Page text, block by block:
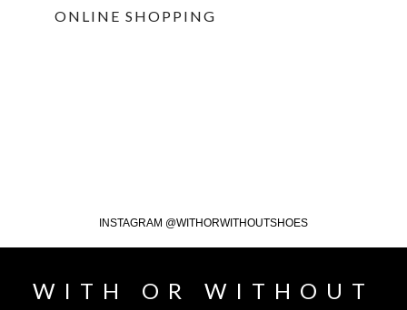
ONLINE SHOPPING
INSTAGRAM @WITHORWITHOUTSHOES
WITH OR WITHOUT